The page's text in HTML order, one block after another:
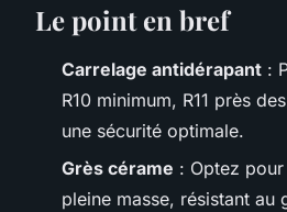
Le point en bref
Carrelage antidérapant :
R10 minimum, R11 près
une sécurité optimale.
Grès cérame : Optez
pleine masse, résistant au